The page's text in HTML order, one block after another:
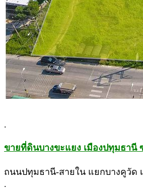
.
ขายที่ดินบางขะแยง เมืองปทุมธานี
ถนนปทุมธานี-สายใน แยกบางคูวัด
.